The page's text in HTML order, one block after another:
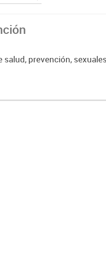
prevención,